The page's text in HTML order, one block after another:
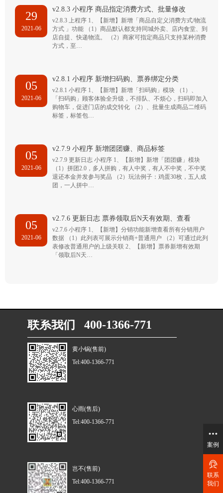
29
2021-06
v2.8.3 小程序 商品指定消费方式、批量修改
v2.8.3 上程序 1、【新增】新增「商品自定义消费方式/物流
方式 」功能 （1）商品默认都支持同城外卖、店内食堂、到
店自提、快递物流。 （2）商家可指定商品只支持某种消费
方式，至…
05
2021-06
v2.8.1 小程序 新增扫码购、票券绑定分类
v2.8.1 小程序 1、【新增】新增「扫码购」模块 （1）、
「扫码购」顾客体验全升级，不排队、不烦心，扫码即加入
购物车，促进门店的成交转化 （2）、批量生成商品二维码
标签，标签包…
05
2021-06
v2.7.9 小程序 新增团团赚、商品标签
v2.7.9 更新日志 小程序 1、【新增】新增「团团赚」模块
（1）拼团2.0，多人拼购，有人中奖，有人不中奖，不中奖
退还本金并发参与奖品 （2）玩法例子：鸡蛋30枚，五人成
团，一人拼中…
05
2021-06
v2.7.6 更新日志 票券领取后N天有效期、查看
v2.7.6 小程序 1、【新增】分销功能新增查看所有分销用户
数据 （1）此列表可展示分销商+普通用户 （2）可通过此列
表修改普通用户的上级关联 2、【新增】票券新增有效期
「领取后N天…
联系我们 400-1366-771
黄小锅(售前)
Tel:400-1366-771
心雨(售后)
Tel:400-1366-771
岂不(售前)
Tel:400-1366-771
案例
联系
我们